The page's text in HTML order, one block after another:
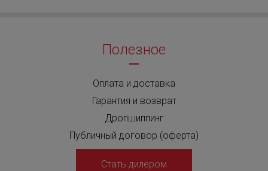
Полезное
Оплата и доставка
Гарантия и возврат
Дропшиппинг
Публичный договор (оферта)
Стать дилером